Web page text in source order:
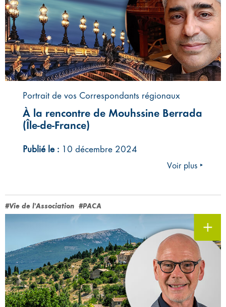
Portrait de vos Correspondants régionaux
À la rencontre de Mouhssine Berrada
(Île-de-France)
Publié le : 10 décembre 2024
Voir plus ‣
#Vie de l'Association #PACA